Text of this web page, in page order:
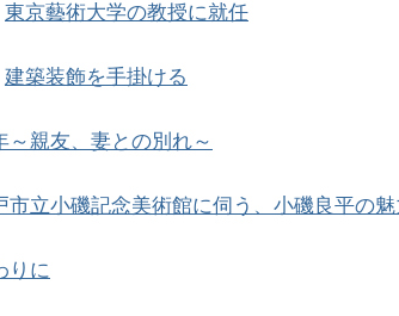
東京藝術大学の教授に就任
建築装飾を手掛ける
～親友、妻との別れ～
市立小磯記念美術館に伺う、小磯良平の魅
りに